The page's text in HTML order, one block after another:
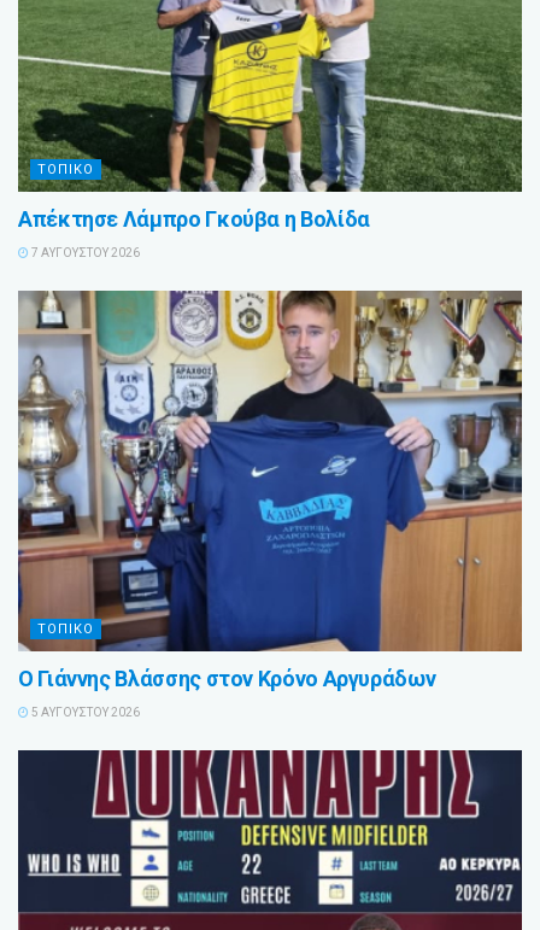
ΤΟΠΙΚΟ
Απέκτησε Λάμπρο Γκούβα η Βολίδα
7 ΑΥΓΟΎΣΤΟΥ 2026
ΤΟΠΙΚΟ
Ο Γιάννης Βλάσσης στον Κρόνο Αργυράδων
5 ΑΥΓΟΎΣΤΟΥ 2026